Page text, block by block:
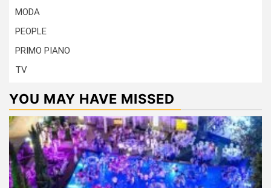
MODA
PEOPLE
PRIMO PIANO
TV
YOU MAY HAVE MISSED